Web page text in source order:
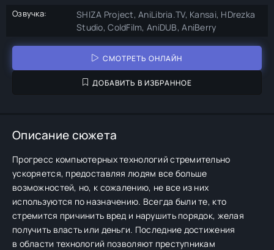
Озвучка:
SHIZA Project, AniLibria.TV, Kansai, HDrezka
Studio, ColdFilm, AniDUB, AniBerry
СМОТРЕТЬ ОНЛАЙН
ДОБАВИТЬ В ИЗБРАННОЕ
Описание сюжета
Прогресс компьютерных технологий стремительно
ускоряется, предоставляя людям все больше
возможностей, но, к сожалению, не все из них
используются по назначению. Всегда были те, кто
стремится причинить вред и нарушить порядок, желая
получить власть или деньги. Последние достижения
в области технологий позволяют преступникам